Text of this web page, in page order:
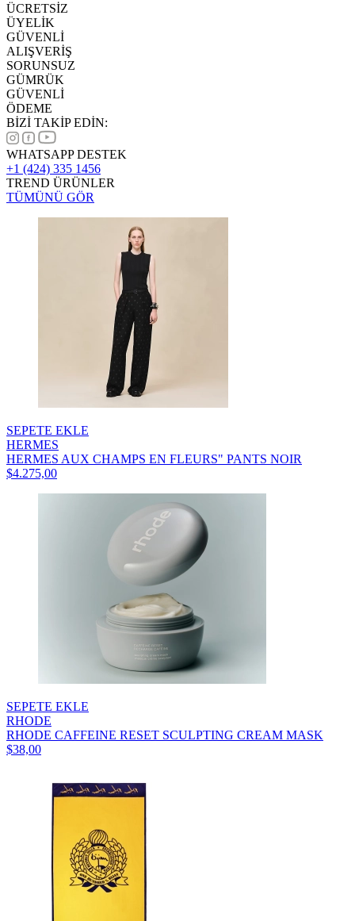
ÜCRETSİZ
ÜYELİK
GÜVENLİ
ALIŞVERİŞ
SORUNSUZ
GÜMRÜK
GÜVENLİ
ÖDEME
BİZİ TAKİP EDİN:
WHATSAPP DESTEK
+1 (424) 335 1456
TREND ÜRÜNLER
TÜMÜNÜ GÖR
SEPETE EKLE
HERMES
HERMES AUX CHAMPS EN FLEURS" PANTS NOIR
$4.275,00
SEPETE EKLE
RHODE
RHODE CAFFEINE RESET SCULPTING CREAM MASK
$38,00